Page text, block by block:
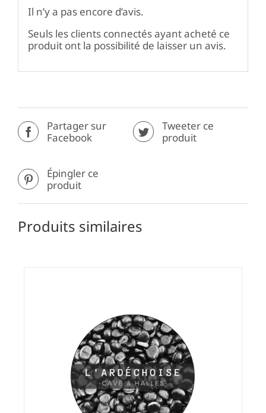
Il n’y a pas encore d’avis.
Seuls les clients connectés ayant acheté ce
produit ont la possibilité de laisser un avis.
Partager sur
Facebook
Tweeter ce
produit
Épingler ce
produit
Produits similaires